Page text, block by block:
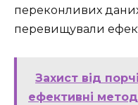
переконливих даних
перевищували
Захист від
ефективні